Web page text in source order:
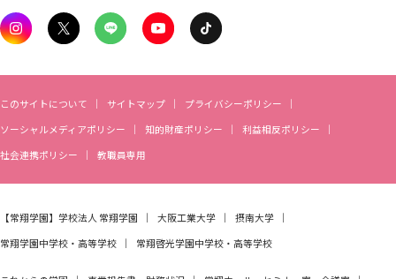
このサイトについて サイトマップ
プライバシーポリシー
ソーシャルメディアポリシー
知的財産ポリシー
利益相反ポリシー
社会連携ポリシー
教職員専用
【常翔学園】 学校法人 常翔学園 大阪工業大学
摂南大学
常翔学園中学校・高等学校
常翔啓光学園中学校・高等学校